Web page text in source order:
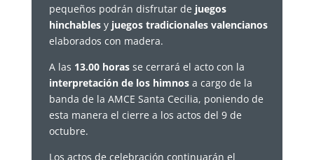
pequeños podrán disfrutar de juegos
hinchablesy juegos tradicionales valencianos
elaborados con madera.
A las 13.00 horasse cerrará el acto con la
interpretación de los himnosa cargo de la
banda de la AMCE Santa Cecilia, poniendo de
esta manera el cierre a los actos del 9 de
octubre.
Los actos de celebración continuarán el